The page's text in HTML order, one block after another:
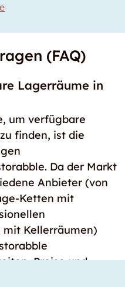
(FAQ)
Lagerräume in
um verfügbare
finden, ist die
Da der Markt
Anbieter (von
Ketten mit
Kellerräumen)
Preise und